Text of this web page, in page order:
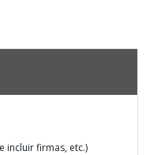
incluir firmas, etc.)